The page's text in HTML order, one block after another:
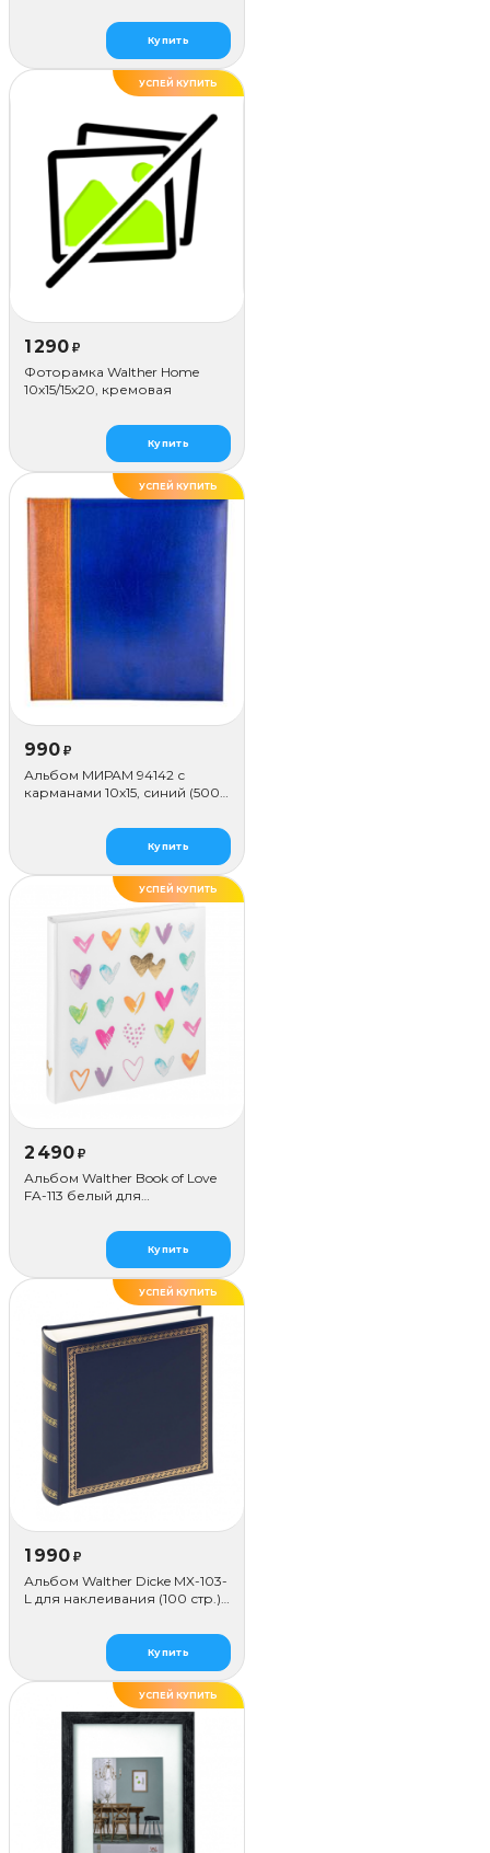
Купить
УСПЕЙ КУПИТЬ
1 290 ₽
Фоторамка Walther Home
10х15/15x20, кремовая
Купить
УСПЕЙ КУПИТЬ
990 ₽
Альбом МИРАМ 94142 с
карманами 10x15, синий (500
Купить
УСПЕЙ КУПИТЬ
2 490 ₽
Альбом Walther Book of Love
FA-113 белый для
Купить
УСПЕЙ КУПИТЬ
1 990 ₽
Альбом Walther Dicke MX-103-
L для наклеивания (100 стр.),
Купить
УСПЕЙ КУПИТЬ